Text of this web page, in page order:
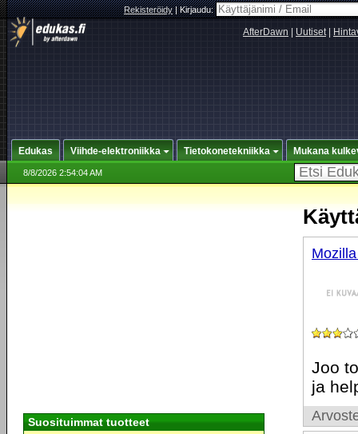
Rekisteröidy|Kirjaudu:
AfterDawn Uutiset|
Edukas Viihde-elektroniikka Tietokonetekniikka Mukana
8/8/2026 2:54:04 AM
Joo
ja
Suosituimmat tuotteet